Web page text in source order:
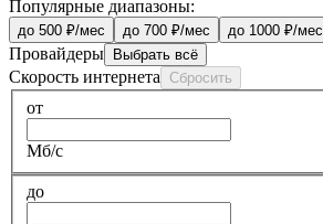
Популярные диапазоны:
до 500 ₽/мес до 700 ₽/мес до 1000 ₽/мес
Провайдеры Выбрать всё
Скорость интернета Сбросить
от
Мб/с
до